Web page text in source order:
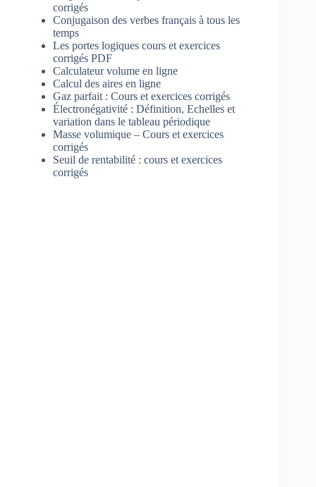
corrigés
Conjugaison des verbes français à tous les
temps
Les portes logiques cours et exercices
corrigés PDF
Calculateur volume en ligne
Calcul des aires en ligne
Gaz parfait : Cours et exercices corrigés
Électronégativité : Définition, Echelles et
variation dans le tableau périodique
Masse volumique – Cours et exercices
corrigés
Seuil de rentabilité : cours et exercices
corrigés